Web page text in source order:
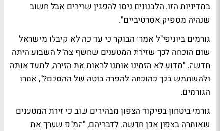
במדיניות הזו. הלבנונים ניסו להפגין שרירים אבל חשוב
שנהיה מספיק אסרטיביים".
גורמים ביוניפי"ל אמרו הבוקר כי עד כה לא קיבלו מישראל
שום הוכחה לכך שזירת המטענים שחשף צה"ל השבוע היתה
חדשה. "מדוע לא הזמינו אותנו לראות את הזירה, לתעד אותה
ולהשתמש בכך כהוכחה להפרה בוטה של ההסכם?", אמרו
הגורמים.
גורמי ביטחון בפיקוד הצפון מבהירים שוב כי זירת המטענים
שאותרה בצפון אכן חדשה. לדבריהם, "המ"פ שערך את